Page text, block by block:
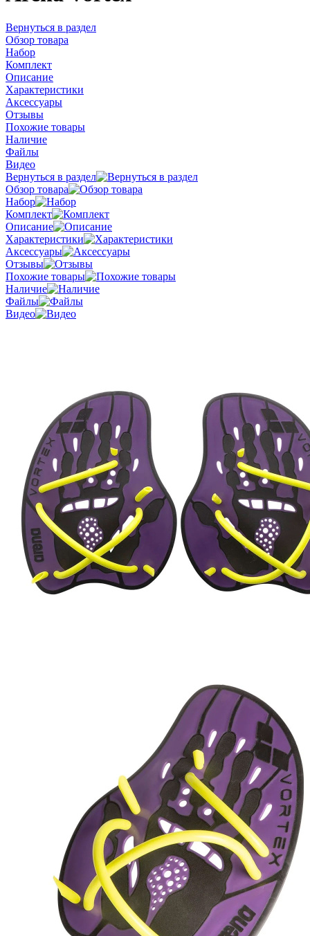
Вернуться в раздел
Обзор товара
Набор
Комплект
Описание
Характеристики
Аксессуары
Отзывы
Похожие товары
Наличие
Файлы
Видео
Вернуться в раздел
Обзор товара
Набор
Комплект
Описание
Характеристики
Аксессуары
Отзывы
Похожие товары
Наличие
Файлы
Видео